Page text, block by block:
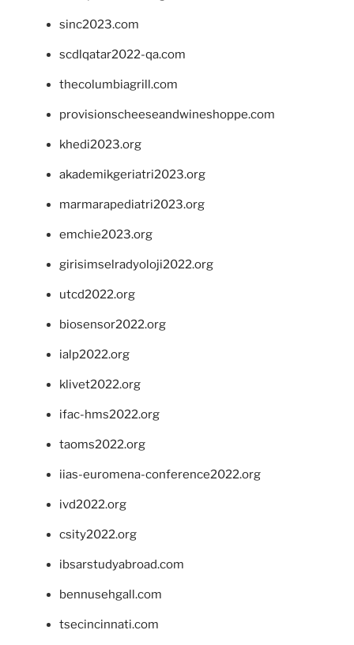
sinc2023.com
scdlqatar2022-qa.com
thecolumbiagrill.com
provisionscheeseandwineshoppe.com
khedi2023.org
akademikgeriatri2023.org
marmarapediatri2023.org
emchie2023.org
girisimselradyoloji2022.org
utcd2022.org
biosensor2022.org
ialp2022.org
klivet2022.org
ifac-hms2022.org
taoms2022.org
iias-euromena-conference2022.org
ivd2022.org
csity2022.org
ibsarstudyabroad.com
bennusehgall.com
tsecincinnati.com